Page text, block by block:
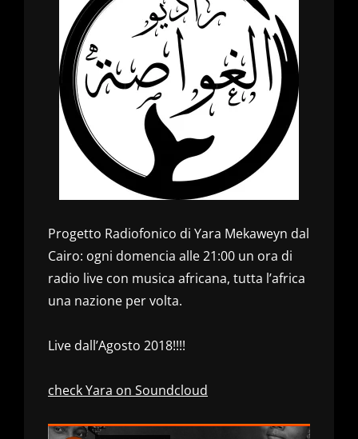
Progetto Radiofonico di Yara Mekaweyn dal
Cairo: ogni domencia alle 21:00 un ora di
radio live con musica africana, tutta l’africa
una nazione per volta.
Live dall’Agosto 2018!!!!
check Yara on Soundcloud